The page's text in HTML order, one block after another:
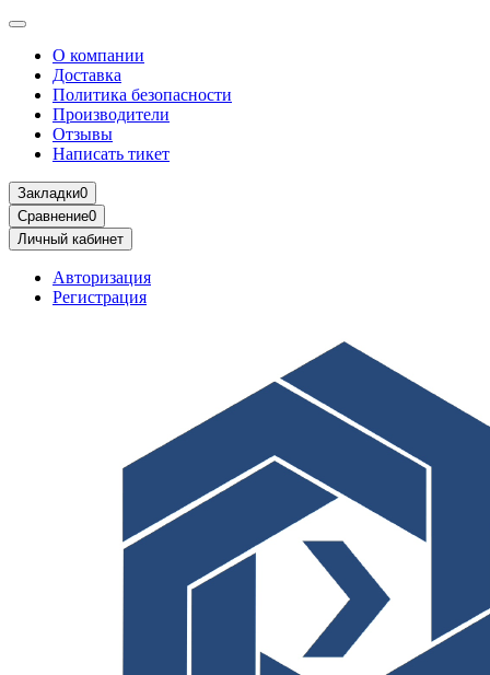
О компании
Доставка
Политика безопасности
Производители
Отзывы
Написать тикет
Закладки0
Сравнение0
Личный кабинет
Авторизация
Регистрация